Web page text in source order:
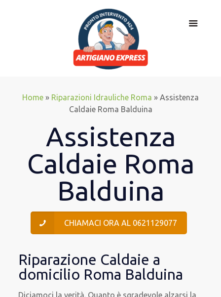
Home » Riparazioni Idrauliche Roma » Assistenza
Caldaie Roma Balduina
Assistenza
Caldaie Roma
Balduina
CHIAMACI ORA AL 0621129077
Riparazione Caldaie a
domicilio Roma Balduina
Diciamoci la verità. Quanto è sgradevole alzarsi la